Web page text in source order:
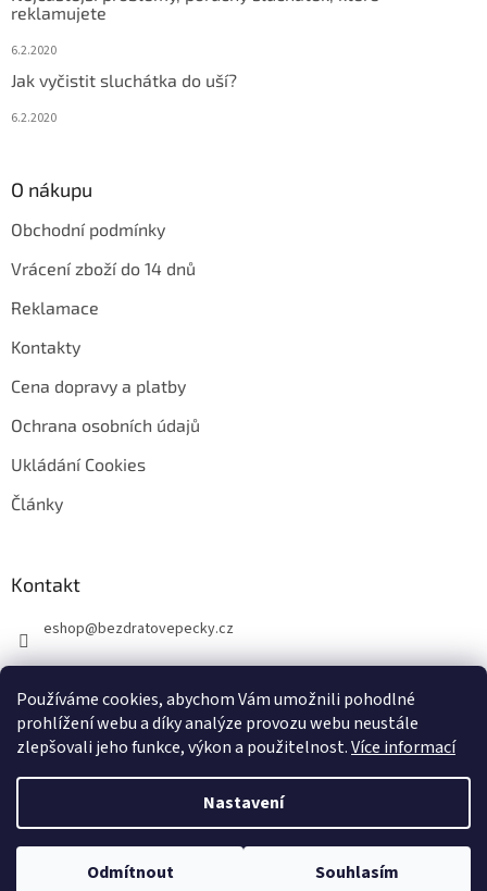
Používáme cookies, abychom Vám umožnili pohodlné
prohlížení webu a díky analýze provozu webu neustále
zlepšovali jeho funkce, výkon a použitelnost.Více informací
Nastavení
Odmítnout Souhlasím
reklamujete
6.2.2020
Jak vyčistit sluchátka do uší?
6.2.2020
O nákupu
Obchodní podmínky
Vrácení zboží do 14 dnů
Reklamace
Kontakty
Cena dopravy a platby
Ochrana osobních údajů
Ukládání Cookies
Články
Kontakt
eshop@bezdratovepecky.cz
Copyright 2026BezdratovePecky.cz. Všechna práva vyhrazena.Upravit